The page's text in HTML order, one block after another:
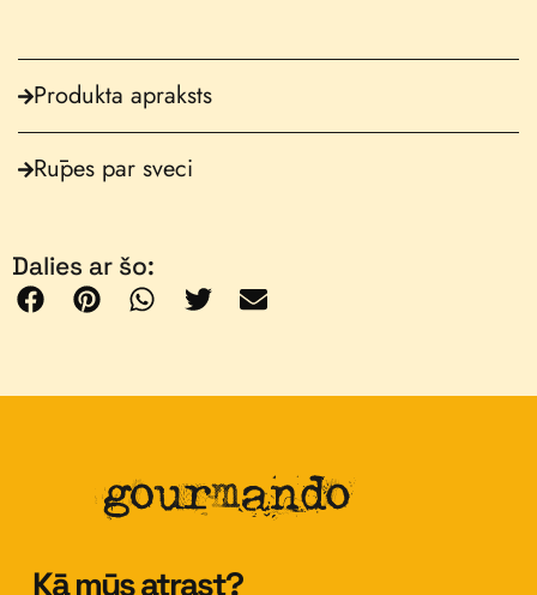
Produkta apraksts
Rūpes par sveci
Dalies ar šo:
Kā mūs atrast?